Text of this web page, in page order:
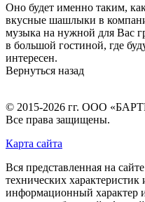
Оно будет именно таким,
вкусные шашлыки в
музыка на нужной для Вас
в большой гостиной, где
интересен.
Вернуться назад
© 2015-2026 гг. ООО
Все права защищены.
Карта сайта
Вся представленная на
технических
информационный характер